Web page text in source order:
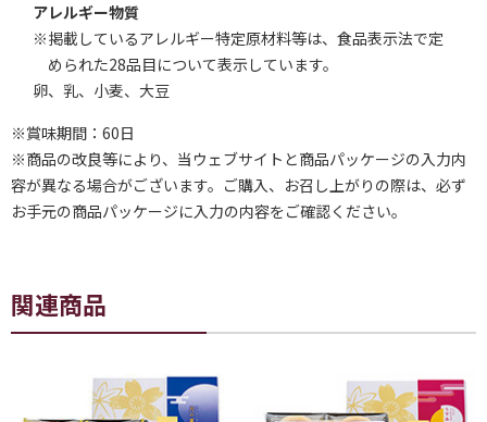
アレルギー物質
※掲載しているアレルギー特定原材料等は、食品表示法で定
められた28品目について表示しています。
卵、乳、小麦、大豆
※賞味期間：60日
※商品の改良等により、当ウェブサイトと商品パッケージの入力内
容が異なる場合がございます。ご購入、お召し上がりの際は、必ず
お手元の商品パッケージに入力の内容をご確認ください。
関連商品